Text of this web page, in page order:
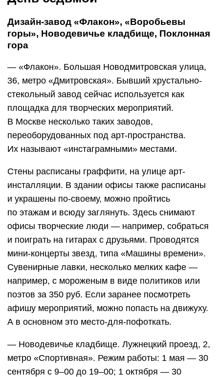
Дизайн-завод «Флакон», «Воробьевы
горы», Новодевичье кладбище, Поклонная
гора
— «Флакон». Большая Новодмитровская улица,
36, метро «Дмитровская». Бывший хрустально-
стекольный завод сейчас используется как
площадка для творческих мероприятий.
В Москве несколько таких заводов,
переоборудованных под арт-пространства.
Их называют «инстаграмными» местами.
Стены расписаны граффити, на улице арт-
инсталляции. В здании офисы также расписаны
и украшены по-своему, можно пройтись
по этажам и всюду заглянуть. Здесь снимают
офисы творческие люди — например, собраться
и поиграть на гитарах с друзьями. Проводятся
мини-концерты звезд, типа «Машины времени».
Сувенирные лавки, несколько мелких кафе —
например, с мороженым в виде политиков или
поэтов за 350 руб. Если заранее посмотреть
афишу мероприятий, можно попасть на движуху.
А в основном это место-для-пофоткать.
— Новодевичье кладбище. Лужнецкий проезд, 2,
метро «Спортивная». Режим работы: 1 мая — 30
сентября с 9–00 до 19–00; 1 октября — 30